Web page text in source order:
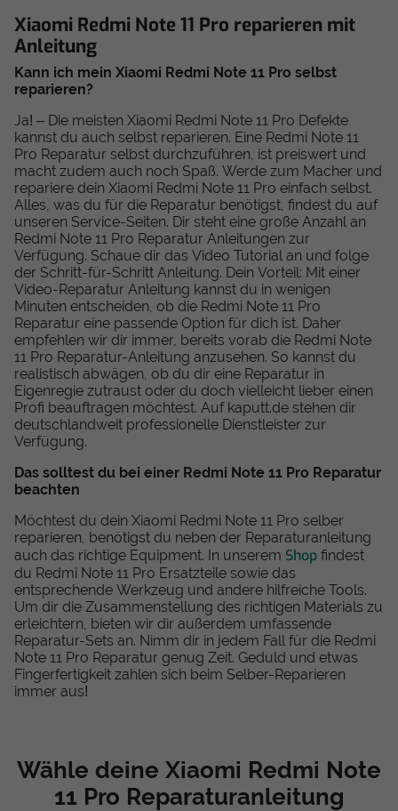
Xiaomi Redmi Note 11 Pro reparieren mit
Anleitung
Kann ich mein Xiaomi Redmi Note 11 Pro selbst
reparieren?
Ja! – Die meisten Xiaomi Redmi Note 11 Pro Defekte
kannst du auch selbst reparieren. Eine Redmi Note 11
Pro Reparatur selbst durchzuführen, ist preiswert und
macht zudem auch noch Spaß. Werde zum Macher und
repariere dein Xiaomi Redmi Note 11 Pro einfach selbst.
Alles, was du für die Reparatur benötigst, findest du auf
unseren Service-Seiten. Dir steht eine große Anzahl an
Redmi Note 11 Pro Reparatur Anleitungen zur
Verfügung. Schaue dir das Video Tutorial an und folge
der Schritt-für-Schritt Anleitung. Dein Vorteil: Mit einer
Video-Reparatur Anleitung kannst du in wenigen
Minuten entscheiden, ob die Redmi Note 11 Pro
Reparatur eine passende Option für dich ist. Daher
empfehlen wir dir immer, bereits vorab die Redmi Note
11 Pro Reparatur-Anleitung anzusehen. So kannst du
realistisch abwägen, ob du dir eine Reparatur in
Eigenregie zutraust oder du doch vielleicht lieber einen
Profi beauftragen möchtest. Auf kaputt.de stehen dir
deutschlandweit professionelle Dienstleister zur
Verfügung.
Das solltest du bei einer Redmi Note 11 Pro Reparatur
beachten
Möchtest du dein Xiaomi Redmi Note 11 Pro selber
reparieren, benötigst du neben der Reparaturanleitung
auch das richtige Equipment. In unserem Shop findest
du Redmi Note 11 Pro Ersatzteile sowie das
entsprechende Werkzeug und andere hilfreiche Tools.
Um dir die Zusammenstellung des richtigen Materials zu
erleichtern, bieten wir dir außerdem umfassende
Reparatur-Sets an. Nimm dir in jedem Fall für die Redmi
Note 11 Pro Reparatur genug Zeit. Geduld und etwas
Fingerfertigkeit zahlen sich beim Selber-Reparieren
immer aus!
Wähle deine Xiaomi Redmi Note
11 Pro Reparaturanleitung